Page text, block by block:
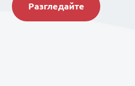
Разгледайте